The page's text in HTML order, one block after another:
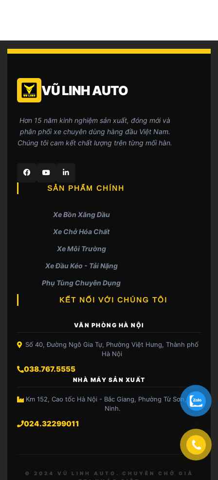
VŨ LINH AUTO
Hơn 15 năm kinh nghiệm sản xuất, đóng mới và
phân phối xe chuyên dùng hàng đầu Việt Nam.
Chúng tôi cam kết chất lượng trên từng mối hàn.
SẢN PHẨM CHÍNH
Xe Bồn Xăng Dầu
Xe Chở Hóa Chất
Xe Môi Trường
Xe Đầu Kéo - Tải Nặng
Phụ Tùng Chuyên Dụng
KẾT NỐI VỚI CHÚNG TÔI
VĂN PHÒNG HÀ NỘI
Số 40, Đường Ngô Gia Tự, Phường Việt Hưng, Thành phố
Hà Nội
038.767.5555
NHÀ MÁY SẢN XUẤT
Km 152, Cao tốc Hà Nội - Bắc Giang, Phường Từ Sơn, Bắc
Ninh.
024.32299011
© 2024 VŨ LINH AUTO. CHUYÊN CHỞ GIÁ